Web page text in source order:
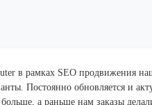
в рамках SEO продвижения
Постоянно обновляется и
а раньше нам заказы